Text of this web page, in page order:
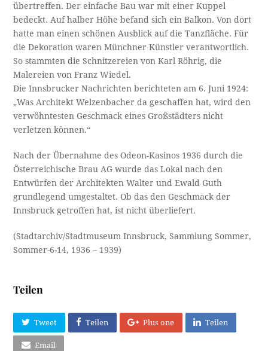
übertreffen. Der einfache Bau war mit einer Kuppel
bedeckt. Auf halber Höhe befand sich ein Balkon. Von dort
hatte man einen schönen Ausblick auf die Tanzfläche. Für
die Dekoration waren Münchner Künstler verantwortlich.
So stammten die Schnitzereien von Karl Röhrig, die
Malereien von Franz Wiedel.
Die Innsbrucker Nachrichten berichteten am 6. Juni 1924:
„Was Architekt Welzenbacher da geschaffen hat, wird den
verwöhntesten Geschmack eines Großstädters nicht
verletzen können.“
Nach der Übernahme des Odeon-Kasinos 1936 durch die
Österreichische Brau AG wurde das Lokal nach den
Entwürfen der Architekten Walter und Ewald Guth
grundlegend umgestaltet. Ob das den Geschmack der
Innsbruck getroffen hat, ist nicht überliefert.
(Stadtarchiv/Stadtmuseum Innsbruck, Sammlung Sommer,
Sommer-6-14, 1936 – 1939)
Teilen
Tweet Teilen Plus one Teilen
Email